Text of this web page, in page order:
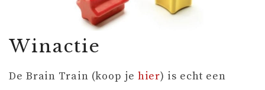
Winactie
De Brain Train (koop je hier) is echt een